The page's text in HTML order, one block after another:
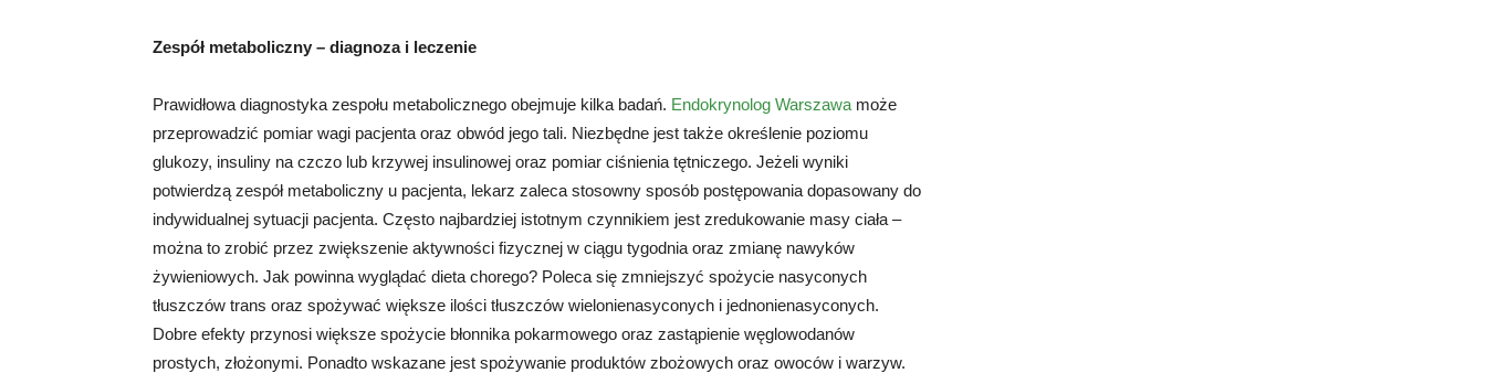
Zespół metaboliczny – diagnoza i leczenie
Prawidłowa diagnostyka zespołu metabolicznego obejmuje kilka badań. Endokrynolog Warszawa może
przeprowadzić pomiar wagi pacjenta oraz obwód jego tali. Niezbędne jest także określenie poziomu
glukozy, insuliny na czczo lub krzywej insulinowej oraz pomiar ciśnienia tętniczego. Jeżeli wyniki
potwierdzą zespół metaboliczny u pacjenta, lekarz zaleca stosowny sposób postępowania dopasowany do
indywidualnej sytuacji pacjenta. Często najbardziej istotnym czynnikiem jest zredukowanie masy ciała –
można to zrobić przez zwiększenie aktywności fizycznej w ciągu tygodnia oraz zmianę nawyków
żywieniowych. Jak powinna wyglądać dieta chorego? Poleca się zmniejszyć spożycie nasyconych
tłuszczów trans oraz spożywać większe ilości tłuszczów wielonienasyconych i jednonienasyconych.
Dobre efekty przynosi większe spożycie błonnika pokarmowego oraz zastąpienie węglowodanów
prostych, złożonymi. Ponadto wskazane jest spożywanie produktów zbożowych oraz owoców i warzyw.